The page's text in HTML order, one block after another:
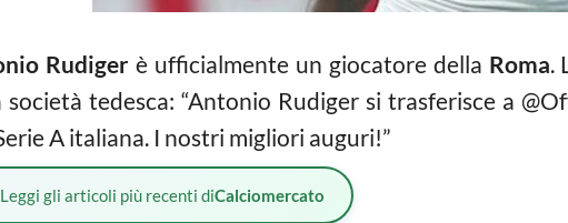
Rudigerè ufficialmente un giocatore della Roma.
società tedesca: “Antonio Rudiger si trasferisce a
A italiana. I nostri migliori auguri!”
Leggi gli articoli più recenti diCalciomercato